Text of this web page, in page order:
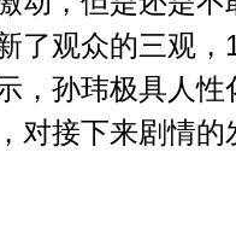
了观众的三观
，孙玮极具人
对接下来剧情的